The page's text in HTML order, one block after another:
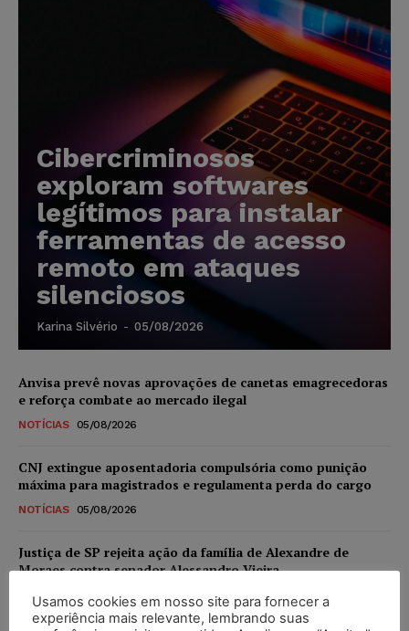
Cibercriminosos
exploram softwares
legítimos para instalar
ferramentas de acesso
remoto em ataques
silenciosos
Karina Silvério - 05/08/2026
Anvisa prevê novas aprovações de canetas emagrecedoras
e reforça combate ao mercado ilegal
NOTÍCIAS 05/08/2026
CNJ extingue aposentadoria compulsória como punição
máxima para magistrados e regulamenta perda do cargo
NOTÍCIAS 05/08/2026
Justiça de SP rejeita ação da família de Alexandre de
Moraes contra senador Alessandro Vieira
NOTÍCIAS 05/08/2026
Usamos cookies em nosso site para fornecer a
experiência mais relevante, lembrando suas